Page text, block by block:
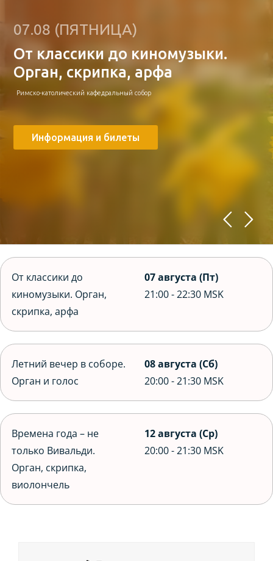
07.08 (ПЯТНИЦА)
От классики до киномузыки.
Орган, скрипка, арфа
Римско-католический кафедральный собор
Информация и билеты
От классики до
киномузыки. Орган,
скрипка, арфа
07 августа (Пт)
21:00-22:30 MSK
Летний вечер в соборе.
Орган и голос
08 августа (Сб)
20:00-21:30 MSK
Времена года – не
только Вивальди.
Орган, скрипка,
виолончель
12 августа (Ср)
20:00-21:30 MSK